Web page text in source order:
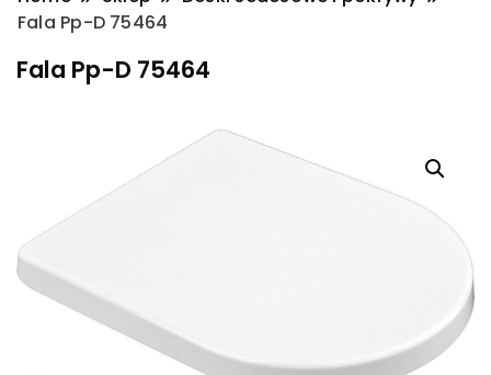
Fala Pp-D 75464
Fala Pp-D 75464